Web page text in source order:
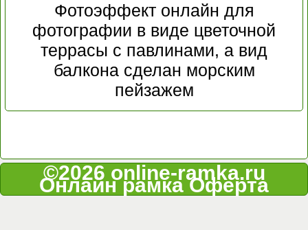
Фотоэффект онлайн для
фотографии в виде цветочной
террасы с павлинами, а вид
балкона сделан морским
пейзажем
©2026 online-ramka.ru
Онлайн рамкаОферта